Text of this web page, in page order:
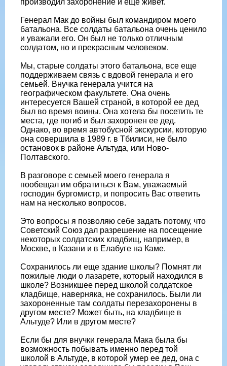
производил захоронение и еще живет.
Генерал Мак до войны был командиром моего
батальона. Все солдаты батальона очень ценило
и уважали его. Он был не только отличным
солдатом, но и прекрасным человеком.
Мы, старые солдаты этого батальона, все еще
поддерживаем связь с вдовой генерала и его
семьей. Внучка генерала учится на
географическом факультете. Она очень
интересуется Вашей страной, в которой ее дед
был во время воины. Она хотела бы посетить те
места, где погиб и был захоронен ее дед.
Однако, во время автобусной экскурсии, которую
она совершила в 1989 г. в Тбилиси, не было
остановок в районе Альтуда, или Ново-
Полтавского.
В разговоре с семьей моего генерала я
пообещал им обратиться к Вам, уважаемый
господин бургомистр, и попросить Вас ответить
нам на несколько вопросов.
Это вопросы я позволяю себе задать потому, что
Советский Союз дал разрешение на посещение
некоторых солдатских кладбищ, например, в
Москве, в Казани и в Елабуге на Каме.
Сохранилось ли еще здание школы? Помнят ли
пожилые люди о лазарете, который находился в
школе? Возникшее перед школой солдатское
кладбище, наверняка, не сохранилось. Были ли
захороненные там солдаты перезахоронены в
другом месте? Может быть, на кладбище в
Альтуде? Или в другом месте?
Если бы для внучки генерала Мака была бы
возможность побывать именно перед той
школой в Альтуде, в которой умер ее дед, она с